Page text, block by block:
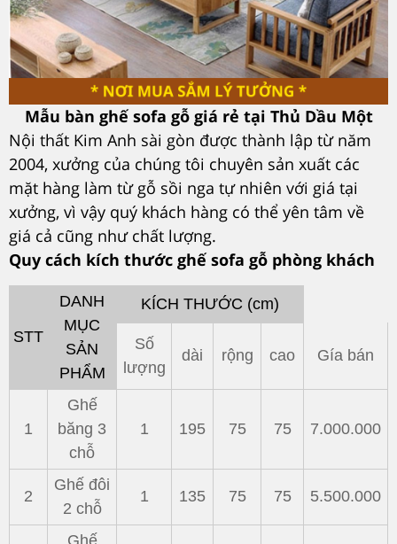
Mẫu bàn ghế sofa gỗ giá rẻ tại Thủ Dầu Một
Nội thất Kim Anh sài gòn được thành lập từ năm
2004, xưởng của chúng tôi chuyên sản xuất các
mặt hàng làm từ gỗ sồi nga tự nhiên với giá tại
xưởng, vì vậy quý khách hàng có thể yên tâm về
giá cả cũng như chất lượng.
Quy cách kích thước ghế sofa gỗ phòng khách
STT
DANH
MỤC
SẢN
PHẨM
KÍCH THƯỚC (cm)
Số
lượng
dài rộng cao Gía bán
1
Ghế
băng 3
chỗ
1 195 75 75 7.000.000
2
Ghế đôi
2 chỗ
1 135 75 75 5.500.000